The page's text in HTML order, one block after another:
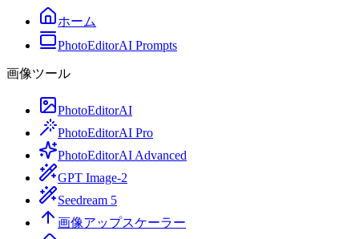
ホーム
PhotoEditorAI Prompts
画像ツール
PhotoEditorAI
PhotoEditorAI Pro
PhotoEditorAI Advanced
GPT Image-2
Seedream 5
画像アップスケーラー